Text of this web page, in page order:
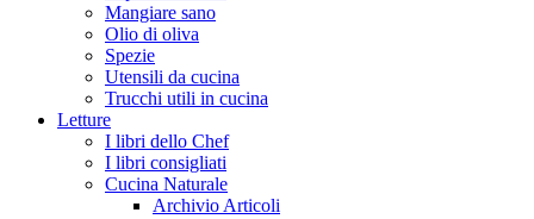
Mangiare sano
Olio di oliva
Spezie
Utensili da cucina
Trucchi utili in cucina
Letture
I libri dello Chef
I libri consigliati
Cucina Naturale
Archivio Articoli